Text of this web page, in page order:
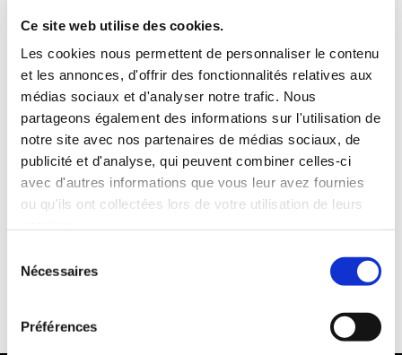
Ce site web utilise des cookies.
Les cookies nous permettent de personnaliser le contenu
et les annonces, d'offrir des fonctionnalités relatives aux
médias sociaux et d'analyser notre trafic. Nous
partageons également des informations sur l'utilisation de
notre site avec nos partenaires de médias sociaux, de
publicité et d'analyse, qui peuvent combiner celles-ci
avec d'autres informations que vous leur avez fournies
ou qu'ils ont collectées lors de votre utilisation de leurs
Nécessaires
Préférences
Age minimum :20 ans
Années de permis :2 ans
ASSURANCE
Franchise :1000€
Caution :1000 €